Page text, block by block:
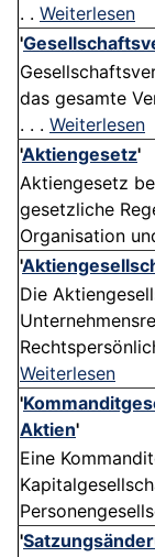
. . Weiterlesen
'
das gesamte
. . . Weiterlesen
'Aktiengesetz'
Aktiengesetz
gesetzliche
Organisation
'
Die
Weiterlesen
'
Aktien'
Eine
'